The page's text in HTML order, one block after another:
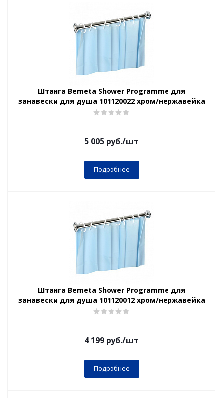
Штанга Bemeta Shower Programme для
занавески для душа 101120022 хром/нержавейка
5 005 руб./шт
Подробнее
Штанга Bemeta Shower Programme для
занавески для душа 101120012 хром/нержавейка
4 199 руб./шт
Подробнее